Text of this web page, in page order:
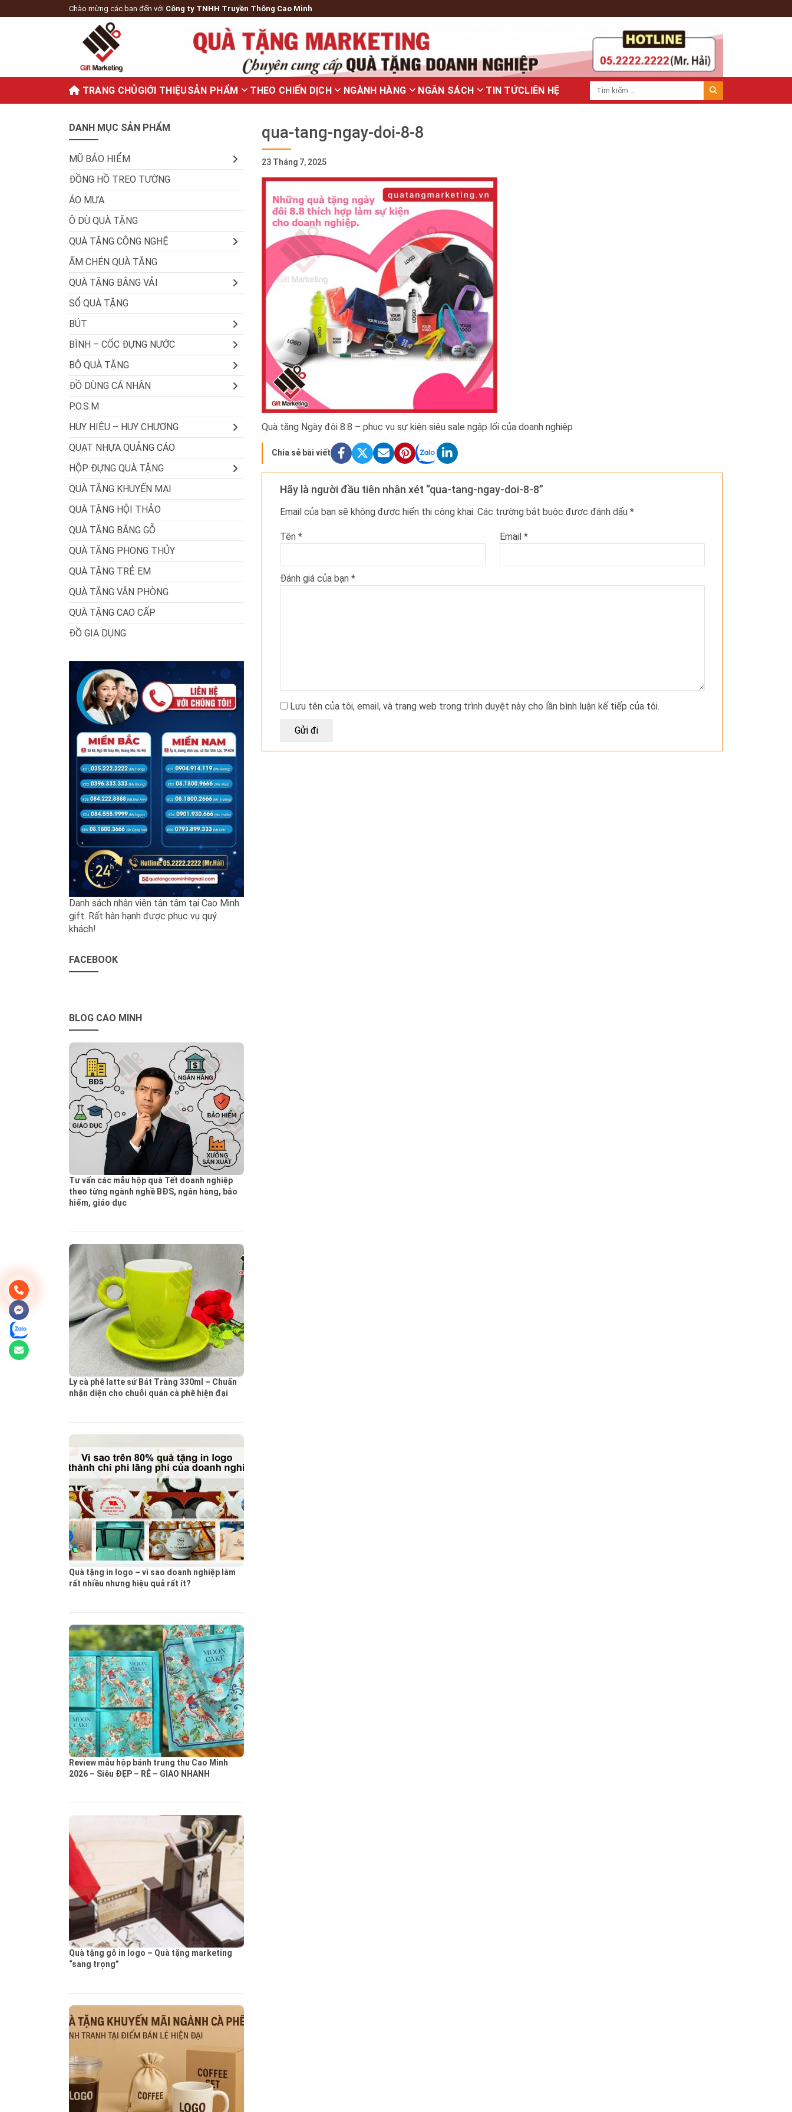
Chào mừng các bạn đến với Công ty TNHH Truyền Thông Cao Minh
TRANG CHỦGIỚI THIỆUSẢN PHẨM THEO CHIẾN DỊCH NGÀNH HÀNG NGÂN SÁCH TIN TỨCLIÊN HỆ
qua-tang-ngay-doi-8-8
23 Tháng 7, 2025
Quà tặng Ngày đôi 8.8 – phục vụ sự kiện siêu sale ngập lối của doanh nghiệp
Chia sẻ bài viết
Hãy là người đầu tiên nhận xét “qua-tang-ngay-doi-8-8”
Email của bạn sẽ không được hiển thị công khai. Các trường bắt buộc được đánh dấu *
Tên * Email *
Đánh giá của bạn *
Lưu tên của tôi, email, và trang web trong trình duyệt này cho lần bình luận kế tiếp của tôi.
DANH MỤC SẢN PHẨM
MŨ BẢO HIỂM
ĐỒNG HỒ TREO TƯỜNG
ÁO MƯA
Ô DÙ QUÀ TẶNG
QUÀ TẶNG CÔNG NGHỆ
ẤM CHÉN QUÀ TẶNG
QUÀ TẶNG BẰNG VẢI
SỔ QUÀ TẶNG
BÚT
BÌNH – CỐC ĐỰNG NƯỚC
BỘ QUÀ TẶNG
ĐỒ DÙNG CÁ NHÂN
P.O.S.M
HUY HIỆU – HUY CHƯƠNG
QUẠT NHỰA QUẢNG CÁO
HỘP ĐỰNG QUÀ TẶNG
QUÀ TẶNG KHUYẾN MẠI
QUÀ TẶNG HỘI THẢO
QUÀ TẶNG BẰNG GỖ
QUÀ TẶNG PHONG THỦY
QUÀ TẶNG TRẺ EM
QUÀ TẶNG VĂN PHÒNG
QUÀ TẶNG CAO CẤP
ĐỒ GIA DỤNG
Danh sách nhân viên tận tâm tại Cao Minh
gift. Rất hân hạnh được phục vụ quý
khách!
FACEBOOK
BLOG CAO MINH
Tư vấn các mẫu hộp quà Tết doanh nghiệp
theo từng ngành nghề BĐS, ngân hàng, bảo
hiểm, giáo dục
Ly cà phê latte sứ Bát Tràng 330ml – Chuẩn
nhận diện cho chuỗi quán cà phê hiện đại
Quà tặng in logo – vì sao doanh nghiệp làm
rất nhiều nhưng hiệu quả rất ít?
Review mẫu hộp bánh trung thu Cao Minh
2026 – Siêu ĐẸP – RẺ – GIAO NHANH
Quà tặng gỗ in logo – Quà tặng marketing
“sang trọng”